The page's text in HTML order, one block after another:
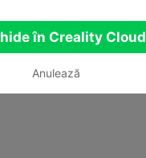
în Creality Cloud
Anulează